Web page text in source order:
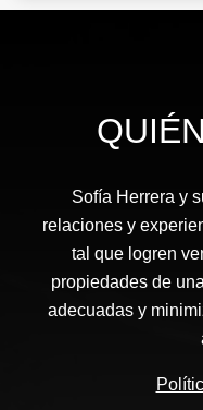
Sofía Herrera y
relaciones y
tal que logren
propiedades de
adecuadas y